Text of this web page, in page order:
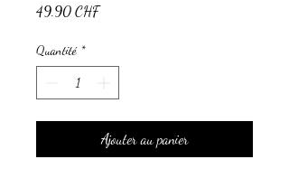
49.90 CHFPrix
Quantité *
Ajouter au panier